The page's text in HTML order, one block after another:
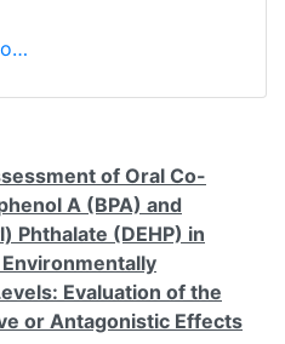
of Oral Co-
A (BPA) and
Phthalate (DEHP) in
Evaluation of the
or Antagonistic Effects